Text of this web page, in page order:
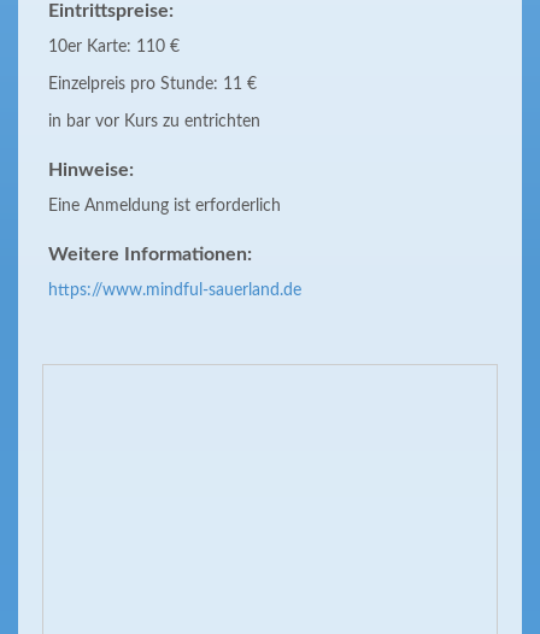
Eintrittspreise:
10er Karte: 110 €
Einzelpreis pro Stunde: 11 €
in bar vor Kurs zu entrichten
Hinweise:
Eine Anmeldung ist erforderlich
Weitere Informationen:
https://www.mindful-sauerland.de